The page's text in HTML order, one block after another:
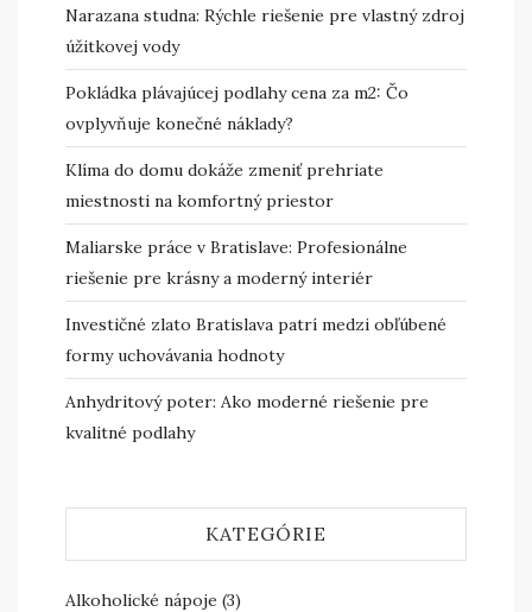
Narazana studna: Rýchle riešenie pre vlastný zdroj
úžitkovej vody
Pokládka plávajúcej podlahy cena za m2: Čo
ovplyvňuje konečné náklady?
Klíma do domu dokáže zmeniť prehriate
miestnosti na komfortný priestor
Maliarske práce v Bratislave: Profesionálne
riešenie pre krásny a moderný interiér
Investičné zlato Bratislava patrí medzi obľúbené
formy uchovávania hodnoty
Anhydritový poter: Ako moderné riešenie pre
kvalitné podlahy
KATEGÓRIE
Alkoholické nápoje (3)